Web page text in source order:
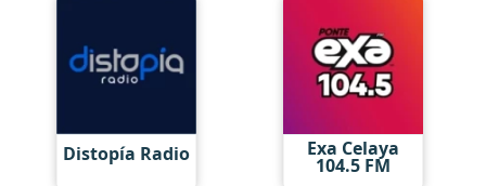
Distopía Radio Exa Celaya
104.5 FM